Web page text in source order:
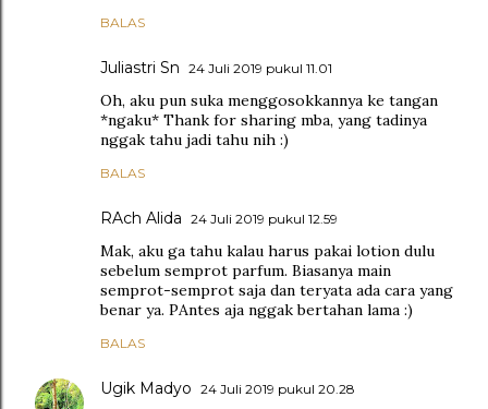
BALAS
Juliastri Sn 24 Juli 2019 pukul 11.01
Oh, aku pun suka menggosokkannya ke tangan
*ngaku* Thank for sharing mba, yang tadinya
nggak tahu jadi tahu nih :)
BALAS
RAch Alida 24 Juli 2019 pukul 12.59
Mak, aku ga tahu kalau harus pakai lotion dulu
sebelum semprot parfum. Biasanya main
semprot-semprot saja dan teryata ada cara yang
benar ya. PAntes aja nggak bertahan lama :)
BALAS
Ugik Madyo 24 Juli 2019 pukul 20.28